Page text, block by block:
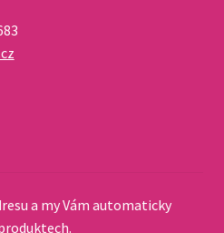
a my Vám automaticky